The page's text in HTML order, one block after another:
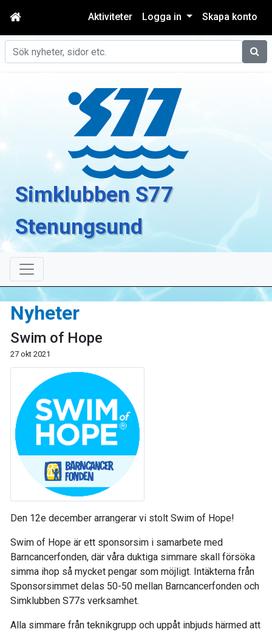
Aktiviteter Logga in Skapa konto
Sök
Simklubben S77
Stenungsund
Nyheter
Swim of Hope
27 okt 2021
Den 12e december arrangerar vi stolt Swim of Hope!
Swim of Hope är ett sponsorsim i samarbete med
Barncancerfonden, där våra duktiga simmare skall försöka
simma ihop så mycket pengar som möjligt. Intäkterna från
Sponsorsimmet delas 50-50 mellan Barncancerfonden och
Simklubben S77s verksamhet.
Alla simmare från teknikgrupp och uppåt inbjuds härmed att